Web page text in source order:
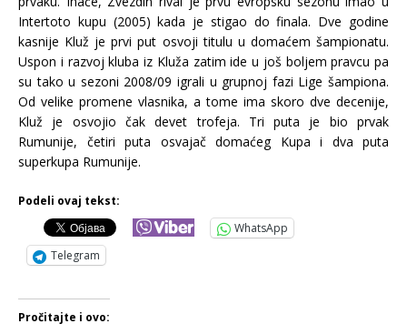
Intertoto kupu (2005) kada je stigao do finala. Dve godine
kasnije Kluž je prvi put osvoji titulu u domaćem šampionatu.
Uspon i razvoj kluba iz Kluža zatim ide u još boljem pravcu pa
su tako u sezoni 2008/09 igrali u grupnoj fazi Lige šampiona.
Od velike promene vlasnika, a tome ima skoro dve decenije,
Kluž je osvojio čak devet trofeja. Tri puta je bio prvak
Rumunije, četiri puta osvajač domaćeg Kupa i dva puta
superkupa Rumunije.
Podeli ovaj tekst:
WhatsApp
Telegram
Pročitajte i ovo: